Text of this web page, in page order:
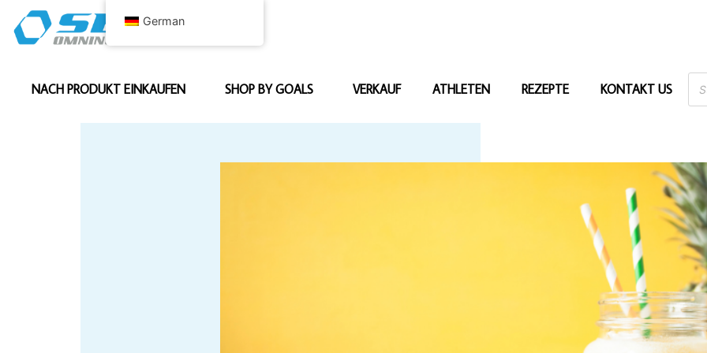
NACH PRODUKT EINKAUFEN SHOP BY GOALS VERKAUF ATHLETEN REZEPTE KONTAKT US
German